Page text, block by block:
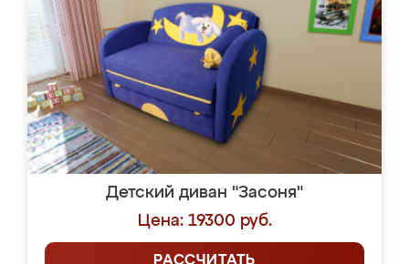
Детский диван "Засоня"
Цена: 19300 руб.